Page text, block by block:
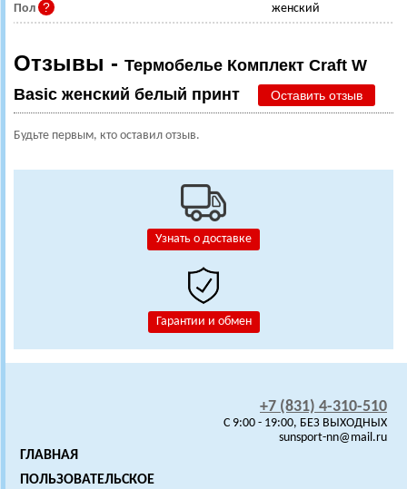
Узнать о доставке
Гарантии и обмен
Пол женский
Отзывы - Термобелье Комплект Craft W
Basic женский белый принт
Оставить отзыв
Будьте первым, кто оставил отзыв.
+7 (831) 4-310-510
C 9:00 - 19:00, БЕЗ ВЫХОДНЫХ
sunsport-nn@mail.ru
ГЛАВНАЯ
ПОЛЬЗОВАТЕЛЬСКОЕ